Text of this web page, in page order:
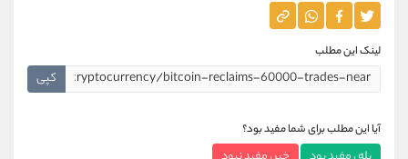
لینک این مطلب
کپی
آیا این مطلب برای شما مفید بود؟